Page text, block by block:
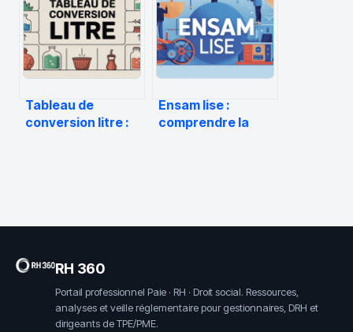
qu’il faut savoir
et structure
efficace
Tableau de
conversion litre :
Ensam lise :
comprendre la
RH 360
Portail professionnel Paie · RH · Droit social. Ressources,
analyses et veille réglementaire pour gestionnaires, DRH et
dirigeants de TPE/PME.